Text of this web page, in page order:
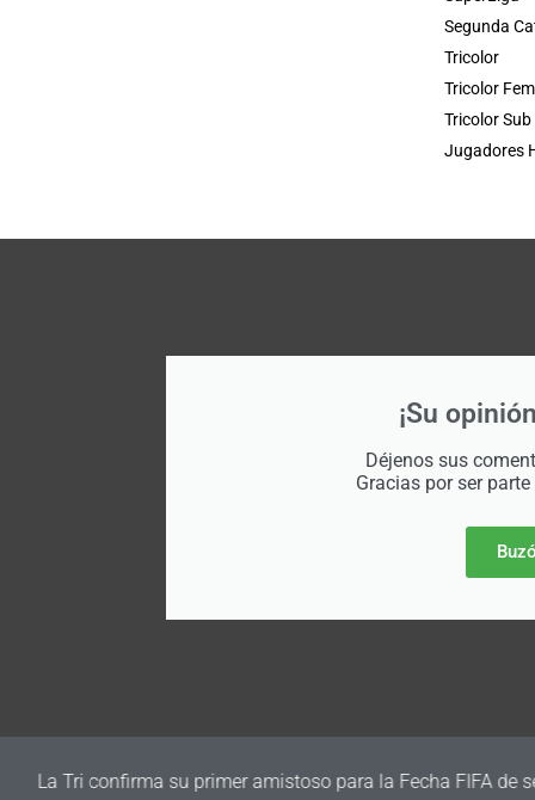
Segunda
Tricolor
Tricolor
Tricolor Sub
Jugadores
¡Su
Déjenos sus
Gracias por ser
su primer amistoso para la Fecha FIFA de septiembre